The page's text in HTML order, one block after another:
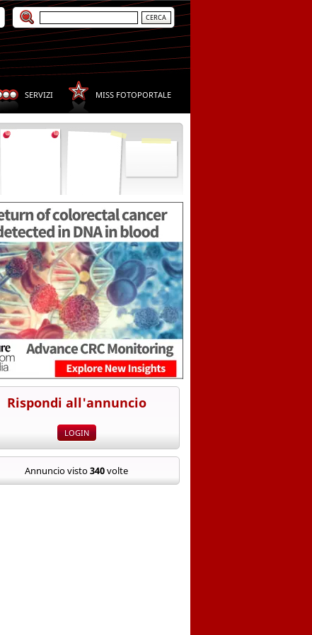
SERVIZI MISS FOTOPORTALE
Rispondi all'annuncio
Annuncio visto340volte